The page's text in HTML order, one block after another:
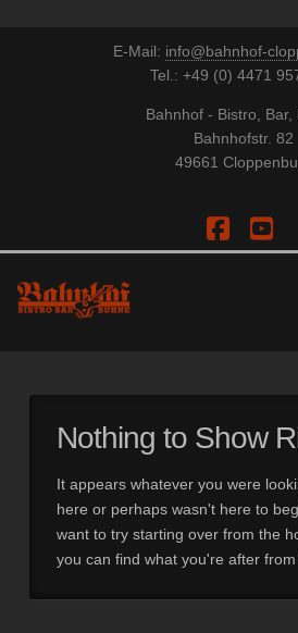
E-Mail: info@bahnhof-
Tel.: +49 (0) 4471
Bahnhof - Bistro, Bar,
Bahnhofstr. 82
49661
Nothing to Show
It appears whatever you were
here or perhaps wasn't here to
want to try starting over from the
you can find what you're after from